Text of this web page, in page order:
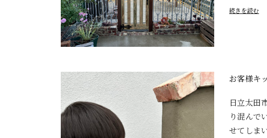
続きを読む
お客様キ
日立太田
り混んで
せてしま